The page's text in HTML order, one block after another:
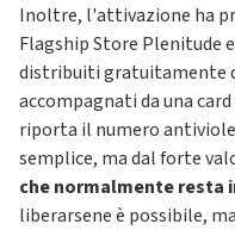
Inoltre, l'attivazione ha
Flagship Store Plenitude
distribuiti gratuitamente
accompagnati da una
riporta il numero
semplice, ma dal forte
che normalmente resta
liberarsene è possibile,